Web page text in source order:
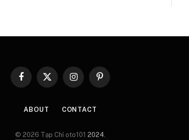
Facebook
X
InstagramPinterest
ABOUT CONTACT
© 2026 Tạp Chí oto101 2024.